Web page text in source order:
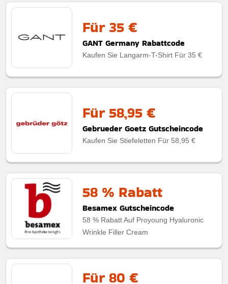
Für 35 €
GANT Germany Rabattcode
Kaufen Sie Langarm-T-Shirt Für 35 €
Für 58,95 €
Gebrueder Goetz Gutscheincode
Kaufen Sie Stiefeletten Für 58,95 €
58 % Rabatt
Besamex Gutscheincode
58 % Rabatt Auf Proyoung Hyaluronic
Wrinkle Filler Cream
Für 80 €